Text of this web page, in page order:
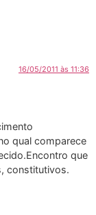
16/05/2011 às 11:36
qual comparece
que
constitutivos.